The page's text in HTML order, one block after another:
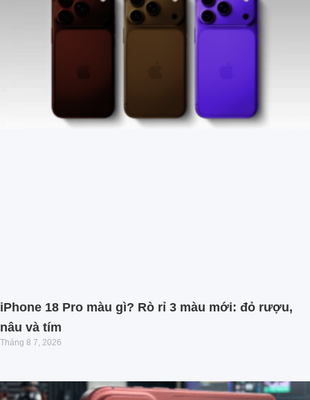
iPhone 18 Pro màu gì? Rò rỉ 3 màu mới: đỏ rượu,
nâu và tím
Tháng 8 7, 2026